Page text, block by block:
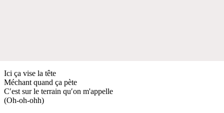
Ici ça vise la tête
Méchant quand ça pète
C′est sur le terrain qu′on m'appelle
(Oh-oh-ohh)